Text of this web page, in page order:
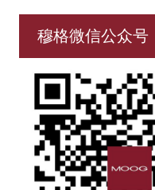
穆格微信公众号